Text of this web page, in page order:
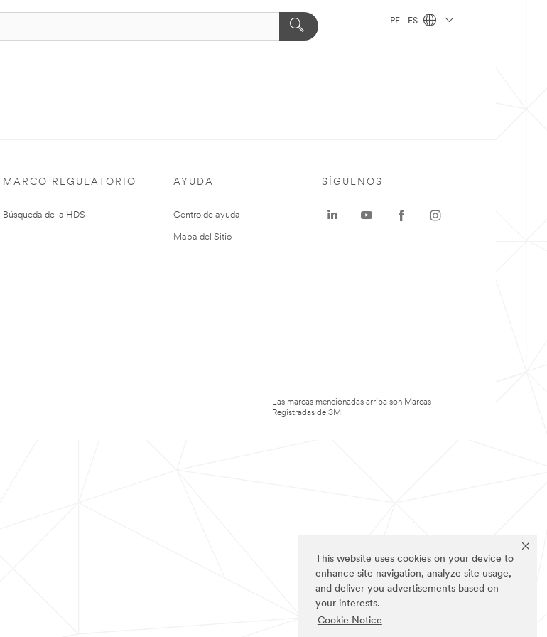
This website uses cookies on your device to
enhance site navigation, analyze site usage,
and deliver you advertisements based on
your interests.
Cookie Notice
PE - ES
MARCO REGULATORIO
Búsqueda de la HDS
AYUDA
Centro de ayuda
Mapa del Sitio
SÍGUENOS
Las marcas mencionadas arriba son Marcas
Registradas de 3M.